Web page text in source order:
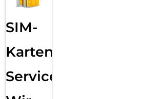
SIM-
Karten
Service: